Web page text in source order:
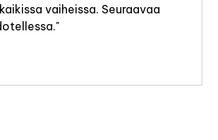
vaiheissa. Seuraavaa